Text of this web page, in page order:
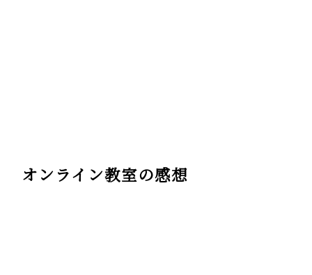
オンライン教室の感想